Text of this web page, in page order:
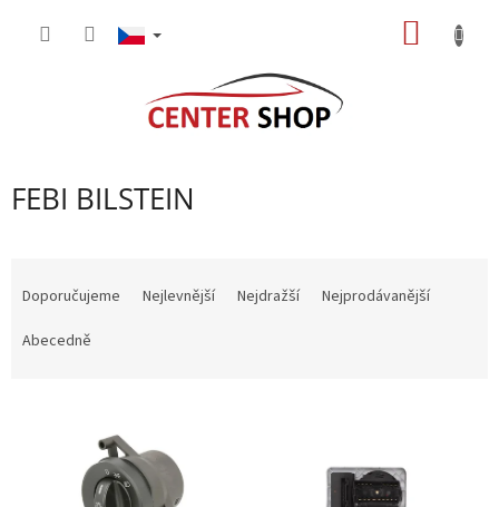
FEBI BILSTEIN
Doporučujeme Nejlevnější Nejdražší
Nejprodávanější
Abecedně